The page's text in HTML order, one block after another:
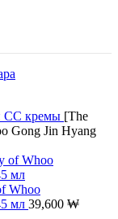
СС кремы [The
Gong Jin Hyang
Whoo
мл 39,600 ₩